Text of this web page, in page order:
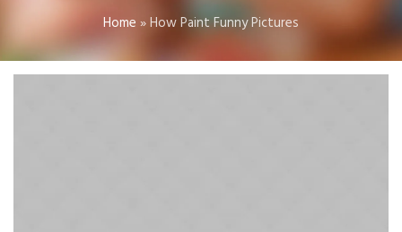
Home »How Paint Funny Pictures